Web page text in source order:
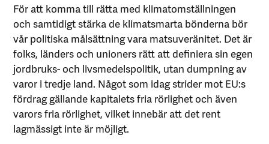
För att komma till rätta med klimatomställningen
och samtidigt stärka de klimatsmarta bönderna bör
vår politiska målsättning vara matsuveränitet. Det är
folks, länders och unioners rätt att definiera sin egen
jordbruks- och livsmedelspolitik, utan dumpning av
varor i tredje land. Något som idag strider mot EU:s
fördrag gällande kapitalets fria rörlighet och även
varors fria rörlighet, vilket innebär att det rent
lagmässigt inte är möjligt.